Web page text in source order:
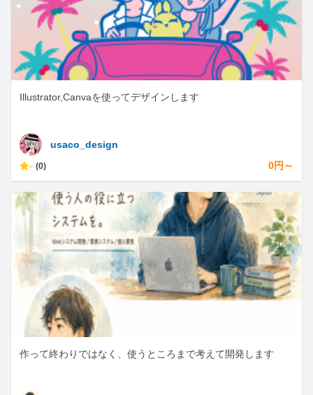
Illustrator,Canvaを使ってデザインします
usaco_design
- (0) 0円～
作って終わりではなく、使うところまで考えて開発します